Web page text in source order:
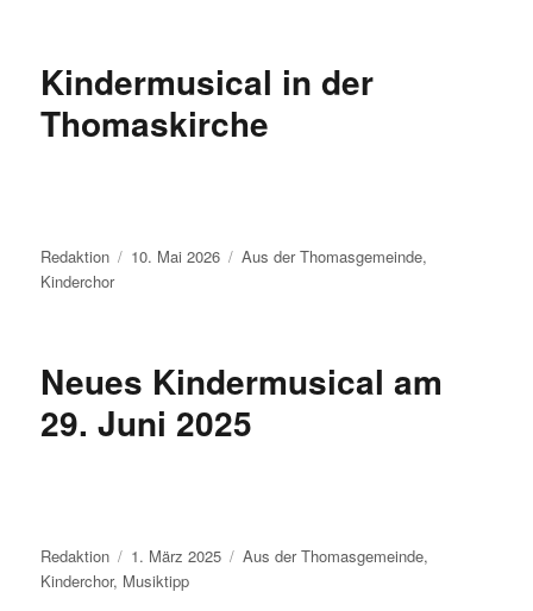
Kindermusical in der
Thomaskirche
Autor
Redaktion
Veröffentlicht
10. Mai 2026 Kategorien
Aus der Thomasgemeinde,
Kinderchor
Neues Kindermusical am
29. Juni 2025
Autor
Redaktion
Veröffentlicht
am
1. März 2025 Kategorien
Aus der Thomasgemeinde,
Kinderchor, Musiktipp